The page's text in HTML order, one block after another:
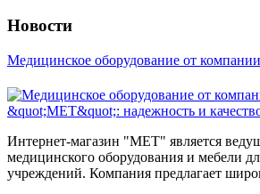
Новости
Медицинское оборудование от
Интернет-магазин "МЕТ" является
медицинского оборудования и мебели
учреждений. Компания предлагает